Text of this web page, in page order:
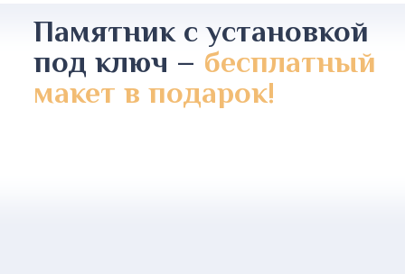
Памятник с установкой
под ключ – бесплатный
макет в подарок!